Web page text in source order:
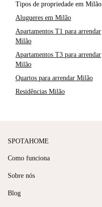
Tipos de propriedade em Milão
Alugueres em Milão
Apartamentos T1 para arrendar
Milão
Apartamentos T3 para arrendar
Milão
Quartos para arrendar Milão
Residências Milão
SPOTAHOME
Como funciona
Sobre nós
Blog